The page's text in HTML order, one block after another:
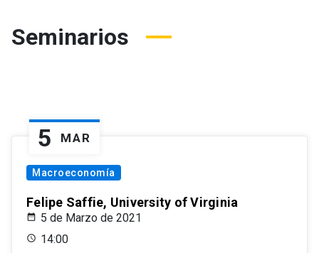
Seminarios
5 MAR
Macroeconomía
Felipe Saffie, University of Virginia
5 de Marzo de 2021
14:00